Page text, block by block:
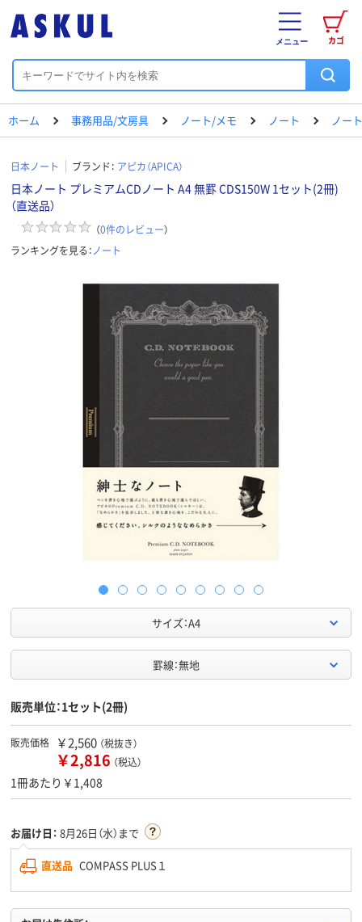
カゴ
メニュー
ホーム 事務用品/文房具 ノート/メモ ノート ノート
日本ノート ブランド： アピカ（APICA）
日本ノート プレミアムCDノート A4 無罫 CDS150W 1セット(2冊)
（直送品）
（0件のレビュー）
ランキングを見る：ノート
サイズ：A4
罫線：無地
販売単位：1セット(2冊)
販売価格 ￥2,560 （税抜き）
￥2,816 （税込）
1冊あたり￥1,408
お届け日： 8月26日（水）まで
直送品 COMPASS PLUS１